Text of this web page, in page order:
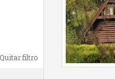
filtro